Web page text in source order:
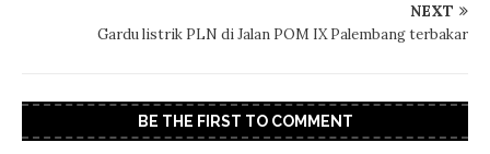
NEXT
Gardu listrik PLN di Jalan POM IX Palembang terbakar
BE THE FIRST TO COMMENT